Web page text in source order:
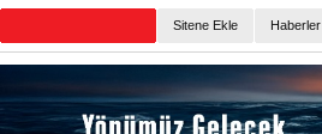
Sitene Ekle Haberler